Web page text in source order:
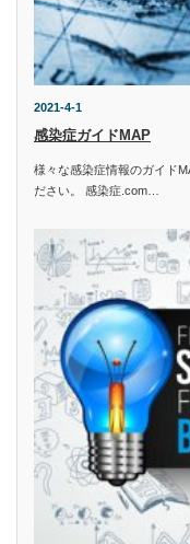
2021-4-1
感染症ガイドMAP
様々な感染症情報のガイド
ださい。 感染症.com…